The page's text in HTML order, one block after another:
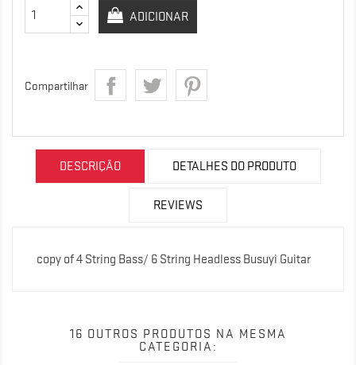
ADICIONAR
Compartilhar
DESCRIÇÃO DETALHES DO PRODUTO
REVIEWS
copy of 4 String Bass/ 6 String Headless Busuyi Guitar
16 OUTROS PRODUTOS NA MESMA
CATEGORIA: